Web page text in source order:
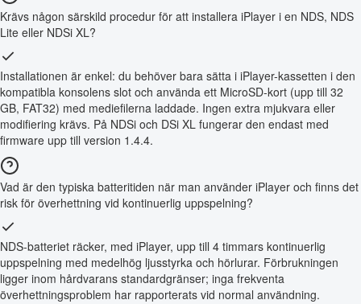
Krävs någon särskild procedur för att installera iPlayer i en NDS, NDS
Lite eller NDSi XL?
Installationen är enkel: du behöver bara sätta i iPlayer-kassetten i den
kompatibla konsolens slot och använda ett MicroSD-kort (upp till 32
GB, FAT32) med mediefilerna laddade. Ingen extra mjukvara eller
modifiering krävs. På NDSi och DSi XL fungerar den endast med
firmware upp till version 1.4.4.
Vad är den typiska batteritiden när man använder iPlayer och finns det
risk för överhettning vid kontinuerlig uppspelning?
NDS-batteriet räcker, med iPlayer, upp till 4 timmars kontinuerlig
uppspelning med medelhög ljusstyrka och hörlurar. Förbrukningen
ligger inom hårdvarans standardgränser; inga frekventa
överhettningsproblem har rapporterats vid normal användning.